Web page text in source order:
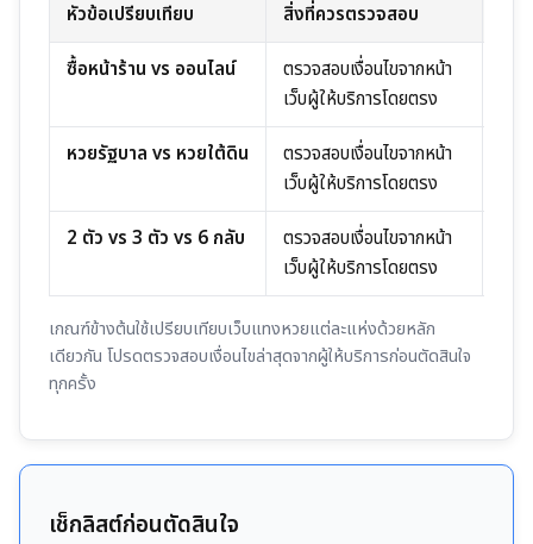
หัวข้อเปรียบเทียบ สิ่งที่ควรตรวจสอบ
ซื้อหน้าร้าน vs ออนไลน์
ตรวจสอบเงื่อนไขจากหน้า
เว็บผู้ให้บริการโดยตรง
หวยรัฐบาล vs หวยใต้ดิน
ตรวจสอบเงื่อนไขจากหน้า
เว็บผู้ให้บริการโดยตรง
2 ตัว vs 3 ตัว vs 6 กลับ
ตรวจสอบเงื่อนไขจากหน้า
เว็บผู้ให้บริการโดยตรง
เกณฑ์ข้างต้นใช้เปรียบเทียบเว็บแทงหวยแต่ละแห่งด้วยหลัก
เดียวกัน โปรดตรวจสอบเงื่อนไขล่าสุดจากผู้ให้บริการก่อนตัดสินใจ
ทุกครั้ง
เช็กลิสต์ก่อนตัดสินใจ